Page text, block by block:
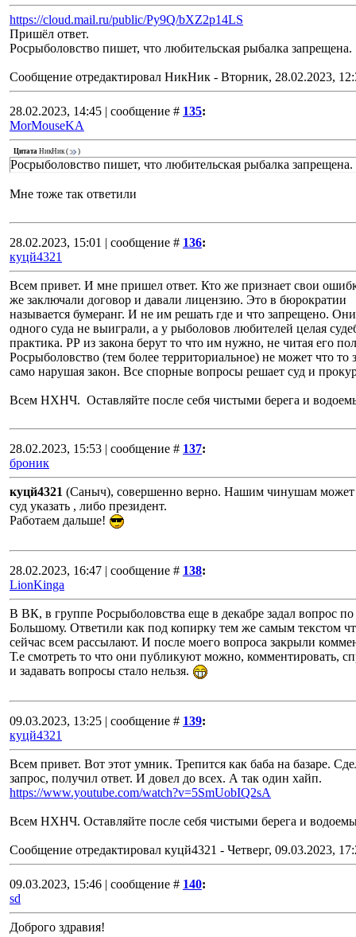
https://cloud.mail.ru/public/Py9Q/bXZ2p14LS
Пришёл ответ.
Росрыболовство пишет, что любительская рыбалка запрещена.
Сообщение отредактировал НикНик - Вторник, 28.02.2023,
28.02.2023, 14:45 | сообщение # 135:
MorMouseKA
Цитата НикНик( )
Росрыболовство пишет, что любительская рыбалка запрещена.
Мне тоже так ответили
28.02.2023, 15:01 | сообщение # 136:
куцй4321
Всем привет. И мне пришел ответ. Кто же признает свои
же заключали договор и давали лицензию. Это в бюрократии
называется бумеранг. И не им решать где и что запрещено.
одного суда не выиграли, а у рыболовов любителей целая
практика. РР из закона берут то что им нужно, не читая его
Росрыболовство (тем более территориальное) не может что то
само нарушая закон. Все спорные вопросы решает суд и
Всем НХНЧ. Оставляйте после себя чистыми берега и
28.02.2023, 15:53 | сообщение # 137:
броник
куцй4321 (Саныч), совершенно верно. Нашим чинушам может
суд указать , либо президент.
Работаем дальше!
28.02.2023, 16:47 | сообщение # 138:
LionKinga
В ВК, в группе Росрыболовства еще в декабре задал вопрос по
Большому. Ответили как под копирку тем же самым текстом
сейчас всем рассылают. И после моего вопроса закрыли
Т.е смотреть то что они публикуют можно, комментировать,
и задавать вопросы стало нельзя.
09.03.2023, 13:25 | сообщение # 139:
куцй4321
Всем привет. Вот этот умник. Трепится как баба на базаре.
запрос, получил ответ. И довел до всех. А так один хайп.
https://www.youtube.com/watch?v=5SmUobIQ2sA
Всем НХНЧ. Оставляйте после себя чистыми берега и
Сообщение отредактировал куцй4321 - Четверг, 09.03.2023,
09.03.2023, 15:46 | сообщение # 140:
sd
Доброго здравия!